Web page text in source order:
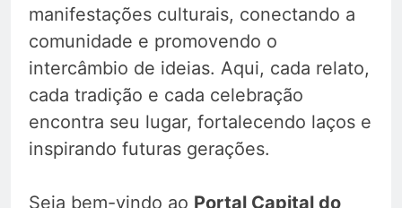
manifestações culturais, conectando a
comunidade e promovendo o
intercâmbio de ideias. Aqui, cada relato,
cada tradição e cada celebração
encontra seu lugar, fortalecendo laços e
inspirando futuras gerações.
Seja bem-vindo ao Portal Capital do